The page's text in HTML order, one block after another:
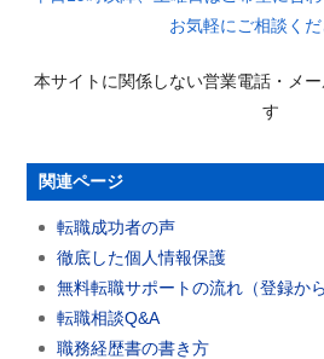
お気軽にご相談くだ
本サイトに関係しない営業電話・メ
す
関連ページ
転職成功者の声
徹底した個人情報保護
無料転職サポートの流れ（登録か
転職相談Q&A
職務経歴書の書き方